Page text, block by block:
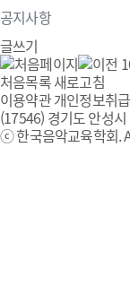
공지사항
글쓰기
처음목록새로고침
이용약관개인정보취
(17546) 경기도 안성
ⓒ 한국음악교육학회.